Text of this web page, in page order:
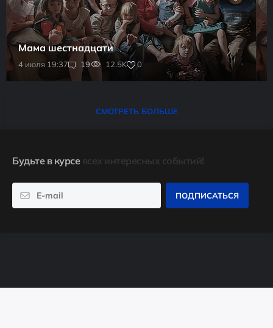
4 июля 19:37 19 12.5K 0
Мама шестнадцати
СМОТРЕТЬ БОЛЬШЕ
Будьте в курсе всех интересных событий!
ПОДПИСАТЬСЯ